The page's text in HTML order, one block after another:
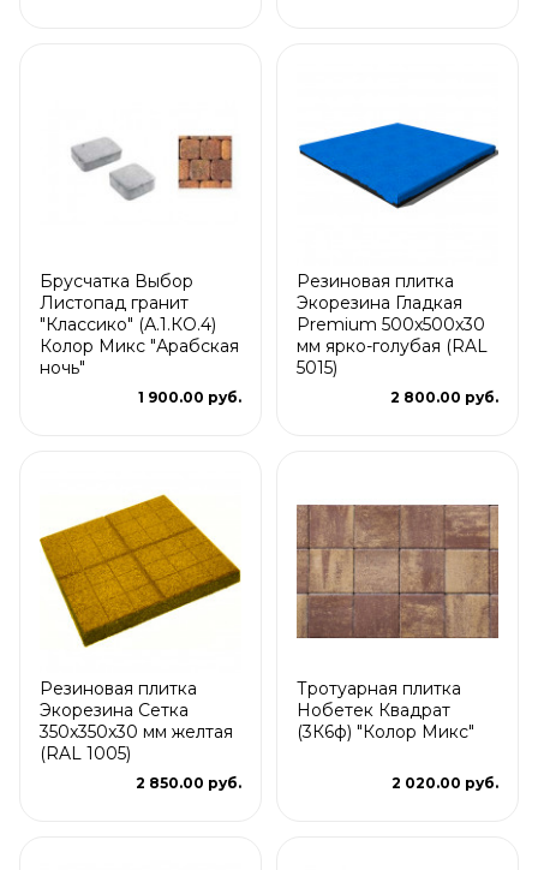
Брусчатка Выбор
Листопад гранит
"Классико" (А.1.КО.4)
Колор Микс "Арабская
ночь"
1 900.00 руб.
Резиновая плитка
Экорезина Гладкая
Premium 500x500x30
мм ярко-голубая (RAL
5015)
2 800.00 руб.
Резиновая плитка
Экорезина Сетка
350x350x30 мм желтая
(RAL 1005)
2 850.00 руб.
Тротуарная плитка
Нобетек Квадрат
(3К6ф) "Колор Микс"
2 020.00 руб.